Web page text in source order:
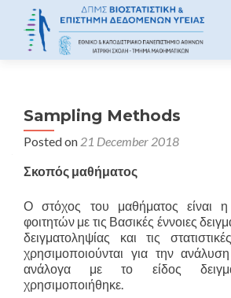
Sampling Methods
Posted on 21 December 2018
Σκοπός μαθήματος
Ο στόχος του μαθήματος είναι η
φοιτητών με τις Βασικές έννοιες
δειγματοληψίας και τις
χρησιμοποιούνται για την
ανάλογα με το είδος
χρησιμοποιήθηκε.